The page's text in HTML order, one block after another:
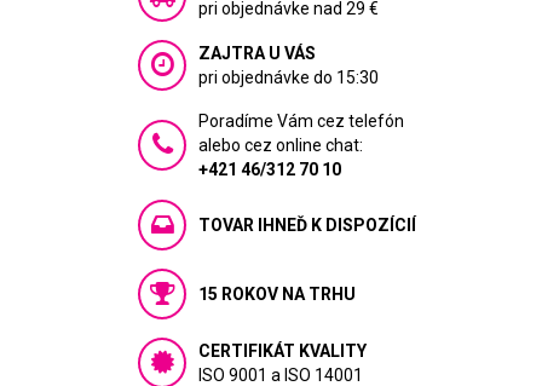
pri objednávke nad 29 €
ZAJTRA U VÁS
pri objednávke do 15:30
Poradíme Vám cez telefón
alebo cez online chat:
+421 46/312 70 10
TOVAR IHNEĎ K DISPOZÍCIÍ
15 ROKOV NA TRHU
CERTIFIKÁT KVALITY
ISO 9001 a ISO 14001